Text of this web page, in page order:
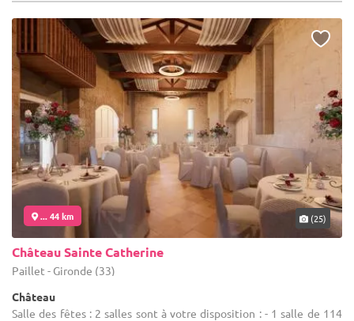
... 44 km (25)
Château Sainte Catherine
Paillet - Gironde (33)
Château
Salle des fêtes : 2 salles sont à votre disposition : - 1 salle de 114